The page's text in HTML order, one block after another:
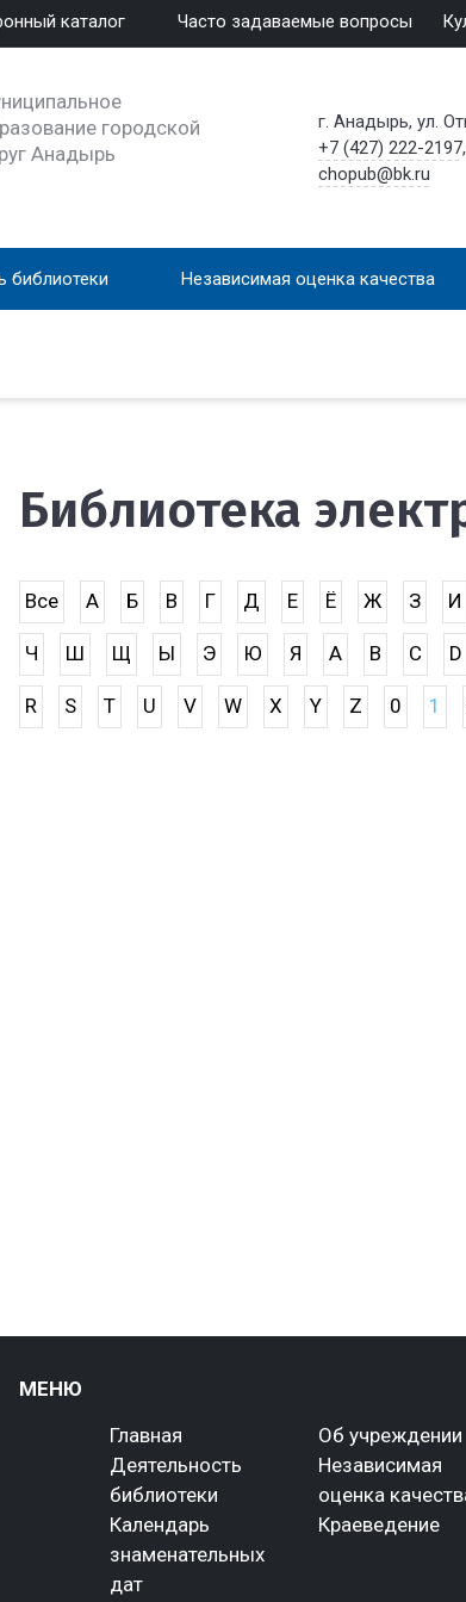
каталог Часто задаваемые вопросы
городской
Анадырь
г. Анадырь, ул.
+7 (427) 222-2197
chopub@bk.ru
библиотеки Независимая оценка качества
Библиотека
Все А Б В Г Д Е Ё Ж З И
Ч Ш Щ Ы Э Ю Я A B C D
R S T U V W X Y Z 0 1
МЕНЮ
Главная
Об учреждении
Деятельность
библиотеки
Независимая
оценка
Календарь
знаменательных
дат
Краеведение